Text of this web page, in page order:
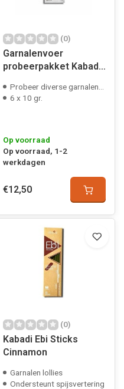
(0)
Garnalenvoer
probeerpakket Kabadi
Probeer diverse garnalenvoeders
6 x 10 gr.
Op voorraad
Op voorraad, 1-2
werkdagen
€12,50
(0)
Kabadi Ebi Sticks
Cinnamon
Garnalen lollies
Ondersteunt spijsvertering